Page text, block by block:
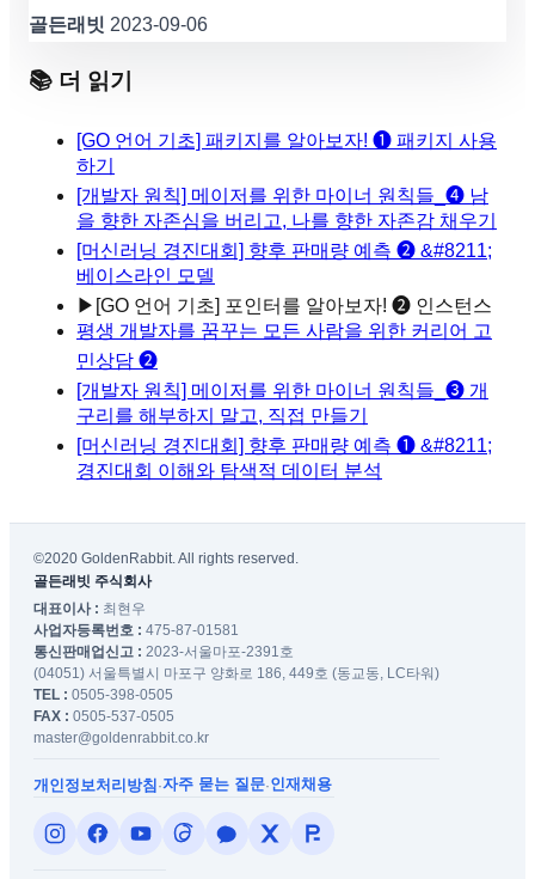
골든래빗 2023-09-06
📚 더 읽기
[GO 언어 기초] 패키지를 알아보자! ❶ 패키지 사용
하기
[개발자 원칙] 메이저를 위한 마이너 원칙들_❹ 남
을 향한 자존심을 버리고, 나를 향한 자존감 채우기
[머신러닝 경진대회] 향후 판매량 예측 ❷ &#8211;
베이스라인 모델
▶ [GO 언어 기초] 포인터를 알아보자! ❷ 인스턴스
평생 개발자를 꿈꾸는 모든 사람을 위한 커리어 고
민상담 ❷
[개발자 원칙] 메이저를 위한 마이너 원칙들_❸ 개
구리를 해부하지 말고, 직접 만들기
[머신러닝 경진대회] 향후 판매량 예측 ❶ &#8211;
경진대회 이해와 탐색적 데이터 분석
©2020 GoldenRabbit. All rights reserved.
골든래빗 주식회사
대표이사 : 최현우
사업자등록번호 : 475-87-01581
통신판매업신고 : 2023-서울마포-2391호
(04051) 서울특별시 마포구 양화로 186, 449호 (동교동, LC타워)
TEL : 0505-398-0505
FAX : 0505-537-0505
master@goldenrabbit.co.kr
개인정보처리방침 ·자주 묻는 질문·인재채용